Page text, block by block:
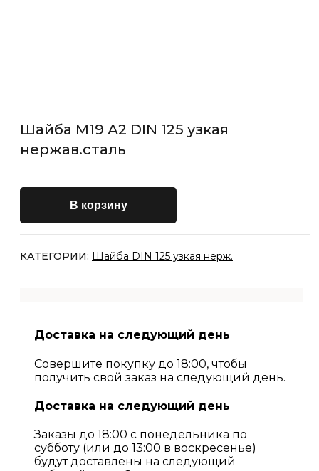
Шайба М19 А2 DIN 125 узкая
нержав.сталь
В корзину
КАТЕГОРИИ: Шайба DIN 125 узкая нерж.
Доставка на следующий день
Совершите покупку до 18:00, чтобы
получить свой заказ на следующий день.
Доставка на следующий день
Заказы до 18:00 с понедельника по
субботу (или до 13:00 в воскресенье)
будут доставлены на следующий